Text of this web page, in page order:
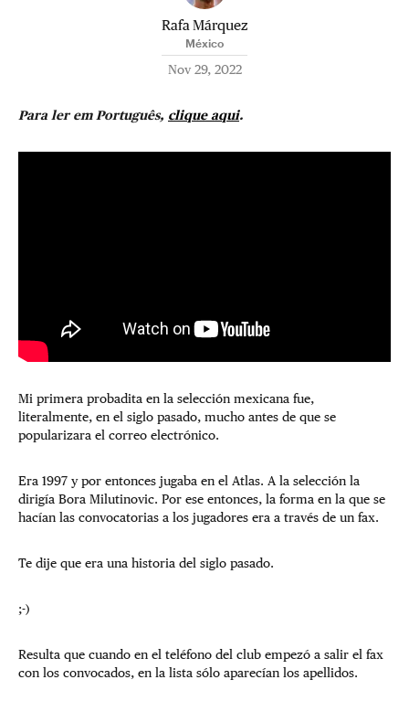
Rafa Márquez
México
Nov 29, 2022
Para ler em Português, clique aqui.
Mi primera probadita en la selección mexicana fue,
literalmente, en el siglo pasado, mucho antes de que se
popularizara el correo electrónico.
Era 1997 y por entonces jugaba en el Atlas. A la selección la
dirigía Bora Milutinovic. Por ese entonces, la forma en la que se
hacían las convocatorias a los jugadores era a través de un fax.
Te dije que era una historia del siglo pasado.
;-)
Resulta que cuando en el teléfono del club empezó a salir el fax
con los convocados, en la lista sólo aparecían los apellidos.